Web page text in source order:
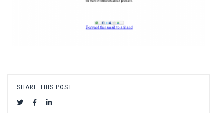
SHARE THIS POST